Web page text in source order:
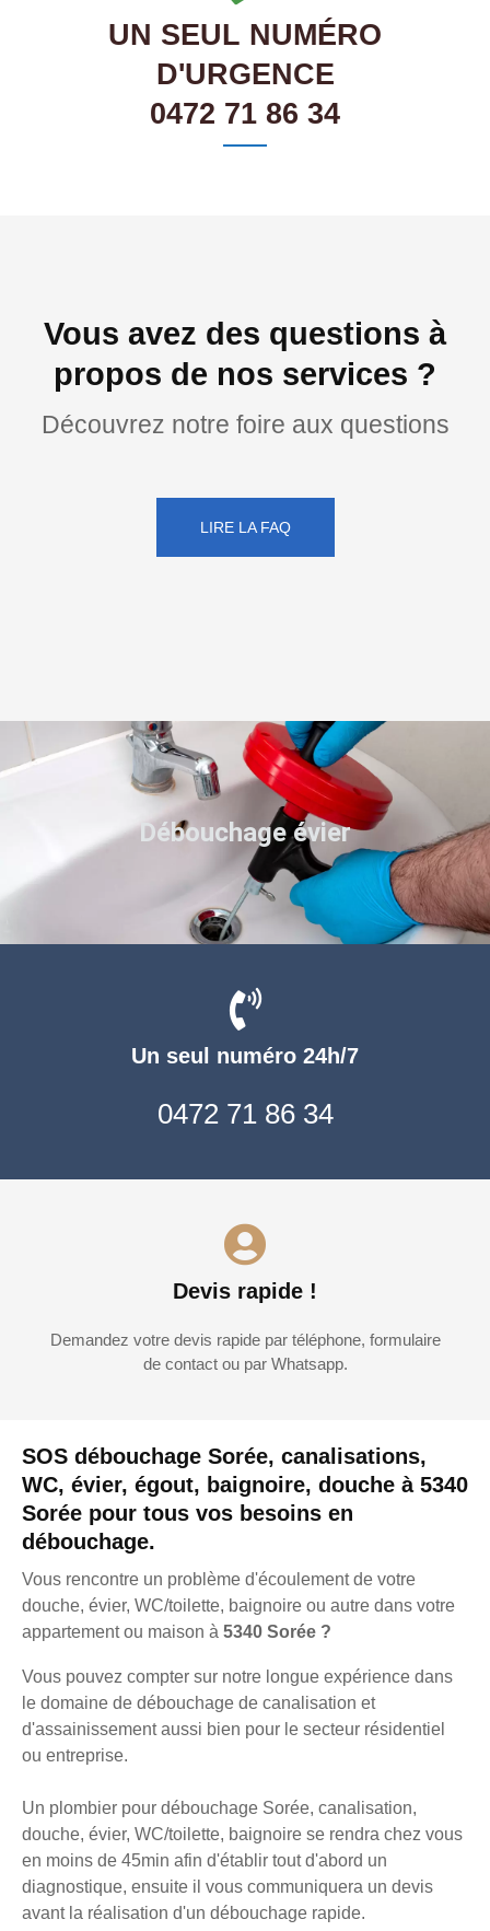
UN SEUL NUMÉRO
D'URGENCE
0472 71 86 34
Vous avez des questions à
propos de nos services ?
Découvrez notre foire aux questions
LIRE LA FAQ
SOS débouchage Sorée, canalisations,
WC, évier, égout, baignoire, douche à 5340
Sorée pour tous vos besoins en
débouchage.
Vous rencontre un problème d'écoulement de votre
douche, évier, WC/toilette, baignoire ou autre dans votre
appartement ou maison à 5340 Sorée ?
Vous pouvez compter sur notre longue expérience dans
le domaine de débouchage de canalisation et
d'assainissement aussi bien pour le secteur résidentiel
ou entreprise.
Un plombier pour débouchage Sorée, canalisation,
douche, évier, WC/toilette, baignoire se rendra chez vous
en moins de 45min afin d'établir tout d'abord un
diagnostique, ensuite il vous communiquera un devis
avant la réalisation d'un débouchage rapide.
Un seul numéro 24h/7
0472 71 86 34
Devis rapide !
Demandez votre devis rapide par téléphone, formulaire
de contact ou par Whatsapp.
Débouchage évier